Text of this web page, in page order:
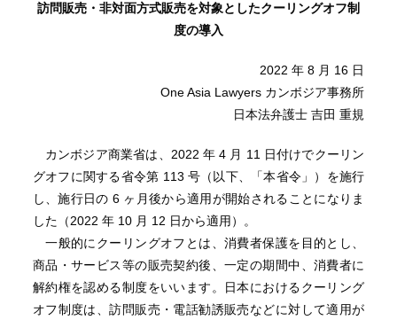
訪問販売・非対面方式販売を対象としたクーリングオフ制
度の導入
2022 年 8 月 16 日
One Asia Lawyers カンボジア事務所
日本法弁護士 吉田 重規
カンボジア商業省は、2022 年 4 月 11 日付けでクーリン
グオフに関する省令第 113 号（以下、「本省令」）を施行
し、施行日の 6 ヶ月後から適用が開始されることになりま
した（2022 年 10 月 12 日から適用）。
一般的にクーリングオフとは、消費者保護を目的とし、
商品・サービス等の販売契約後、一定の期間中、消費者に
解約権を認める制度をいいます。日本におけるクーリング
オフ制度は、訪問販売・電話勧誘販売などに対して適用が